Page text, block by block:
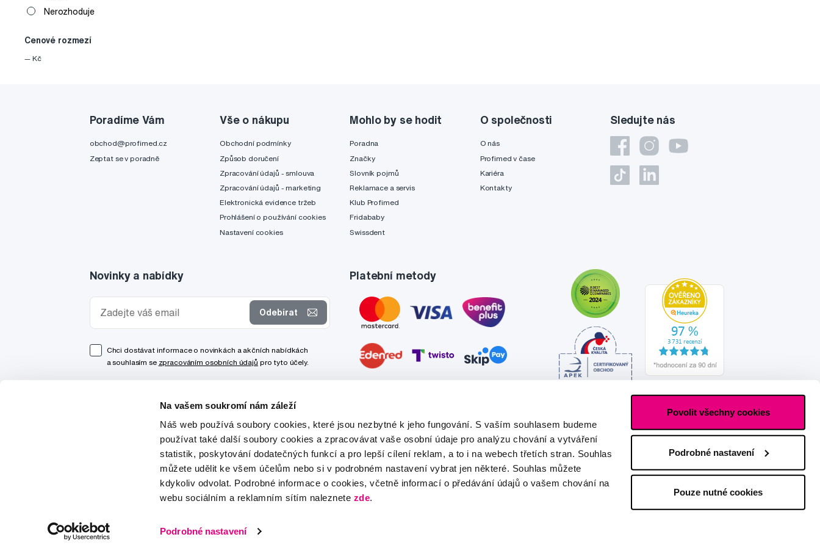
Na vašem soukromí nám záleží
Náš web používá soubory cookies, které jsou nezbytné k jeho fungování. S vaším souhlasem budeme
používat také další soubory cookies a zpracovávat vaše osobní údaje pro analýzu chování a vytváření
statistik, poskytování dodatečných funkcí a pro lepší cílení reklam, a to i na webech třetích stran. Souhlas
můžete udělit ke všem účelům nebo si v podrobném nastavení vybrat jen některé. Souhlas můžete
kdykoliv odvolat. Podrobné informace o cookies, včetně informací o předávání údajů o vašem chování na
webu sociálním a reklamním sítím naleznete zde.
Podrobné nastavení
Povolit všechny cookies
Podrobné nastavení
Pouze nutné cookies
Nerozhoduje
Cenové rozmezí
—Kč
Sledujte nás
Poradíme Vám
obchod@profimed.cz
Zeptat se v poradně
Vše o nákupu
Obchodní podmínky
Způsob doručení
Zpracování údajů - smlouva
Zpracování údajů - marketing
Elektronická evidence tržeb
Prohlášení o používání cookies
Nastavení cookies
Mohlo by se hodit
Poradna
Značky
Slovník pojmů
Reklamace a servis
Klub Profimed
Fridababy
Swissdent
O společnosti
O nás
Profimed v čase
Kariéra
Kontakty
Novinky a nabídky
Odebírat
Chci dostávat informace o novinkách a akčních nabídkách
a souhlasím se zpracováním osobních údajů pro tyto účely.
Platební metody
Tato stránka je chráněna službou reCAPTCHA a platí zde